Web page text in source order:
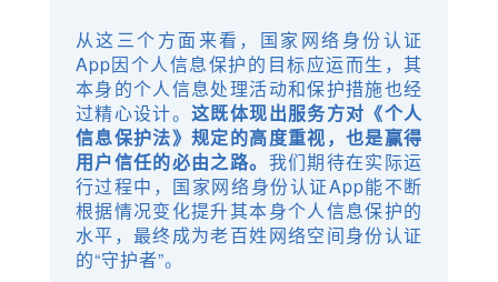
从这三个方面来看，国家网络身份认证
App因个人信息保护的目标应运而生，其
本身的个人信息处理活动和保护措施也经
过精心设计。这既体现出服务方对《个人
信息保护法》规定的高度重视，也是赢得
用户信任的必由之路。 我们期待在实际运
行过程中，国家网络身份认证App能不断
根据情况变化提升其本身个人信息保护的
水平，最终成为老百姓网络空间身份认证
的“守护者”。